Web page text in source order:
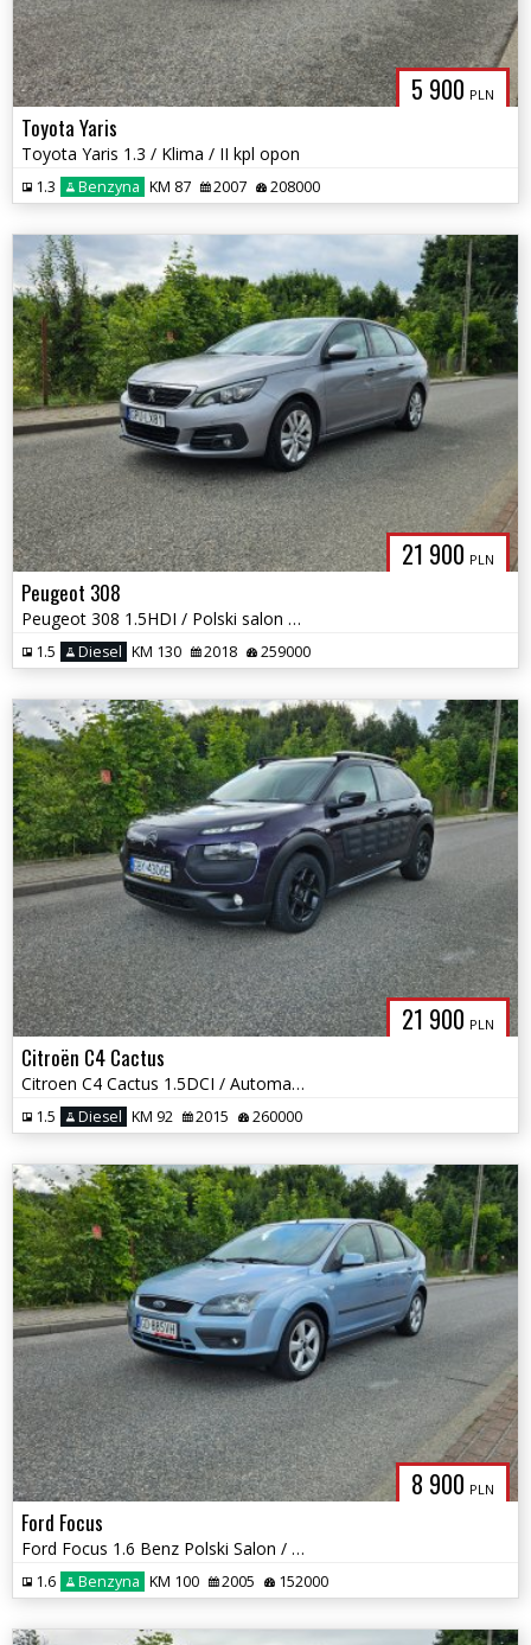
5 900 PLN
Toyota Yaris
Toyota Yaris 1.3 / Klima / II kpl opon
1.3 Benzyna KM 87 2007 208000
21 900 PLN
Peugeot 308
Peugeot 308 1.5HDI / Polski salon 2 Własciciel / Serwisowany / Okazja
1.5 Diesel KM 130 2018 259000
21 900 PLN
Citroën C4 Cactus
Citroen C4 Cactus 1.5DCI / Automat / Łopatki F1 / Nawi / Okazja !!
1.5 Diesel KM 92 2015 260000
8 900 PLN
Ford Focus
Ford Focus 1.6 Benz Polski Salon / Klima / Podgrzewana szyba czołowa
1.6 Benzyna KM 100 2005 152000